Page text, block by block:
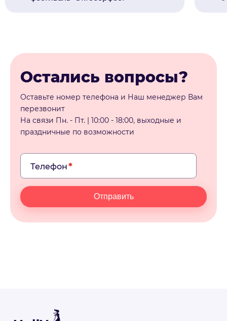
Остались вопросы?
Оставьте номер телефона и Наш менеджер Вам
перезвонит
На связи Пн. - Пт. | 10:00 - 18:00, выходные и
праздничные по возможности
Телефон
Отправить